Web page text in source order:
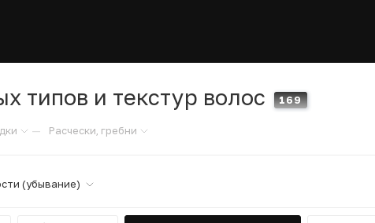
типов и текстур волос 169
— Расчески, гребни
(убывание)